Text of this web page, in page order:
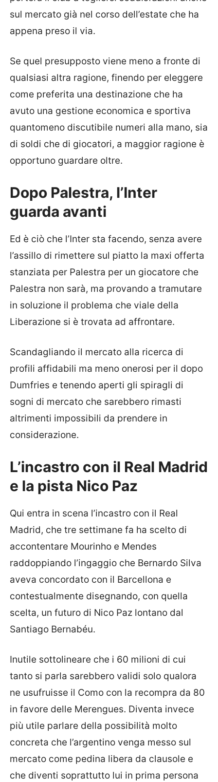
sul mercato già nel corso dell’estate che ha
appena preso il via.
Se quel presupposto viene meno a fronte di
qualsiasi altra ragione, finendo per eleggere
come preferita una destinazione che ha
avuto una gestione economica e sportiva
quantomeno discutibile numeri alla mano, sia
di soldi che di giocatori, a maggior ragione è
opportuno guardare oltre.
Dopo Palestra, l’Inter
guarda avanti
Ed è ciò che l’Inter sta facendo, senza avere
l’assillo di rimettere sul piatto la maxi offerta
stanziata per Palestra per un giocatore che
Palestra non sarà, ma provando a tramutare
in soluzione il problema che viale della
Liberazione si è trovata ad affrontare.
Scandagliando il mercato alla ricerca di
profili affidabili ma meno onerosi per il dopo
Dumfries e tenendo aperti gli spiragli di
sogni di mercato che sarebbero rimasti
altrimenti impossibili da prendere in
considerazione.
L’incastro con il Real Madrid
e la pista Nico Paz
Qui entra in scena l’incastro con il Real
Madrid, che tre settimane fa ha scelto di
accontentare Mourinho e Mendes
raddoppiando l’ingaggio che Bernardo Silva
aveva concordato con il Barcellona e
contestualmente disegnando, con quella
scelta, un futuro di Nico Paz lontano dal
Santiago Bernabéu.
Inutile sottolineare che i 60 milioni di cui
tanto si parla sarebbero validi solo qualora
ne usufruisse il Como con la recompra da 80
in favore delle Merengues. Diventa invece
più utile parlare della possibilità molto
concreta che l’argentino venga messo sul
mercato come pedina libera da clausole e
che diventi soprattutto lui in prima persona